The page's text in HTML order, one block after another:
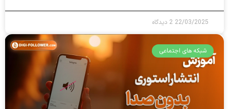
22/03/2025 2 دیدگاه
شبکه های اجتماعی